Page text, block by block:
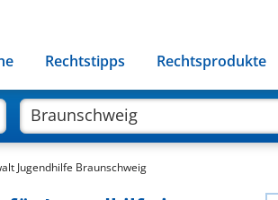
Rechtstipps Rechtsprodukte
Jugendhilfe Braunschweig